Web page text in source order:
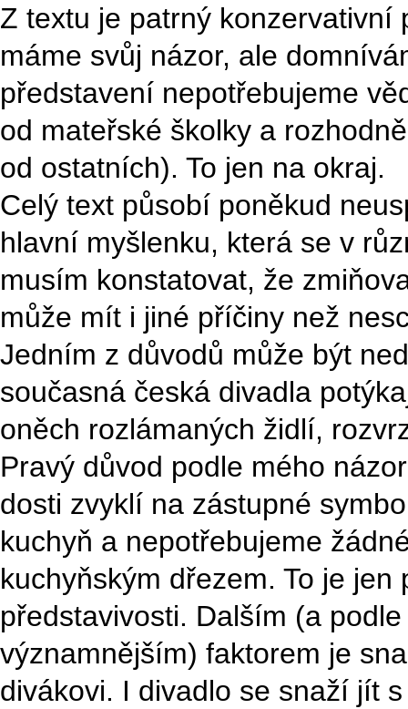
Z textu je patrný konzervativní
máme svůj názor, ale
představení nepotřebujeme
od mateřské školky a
od ostatních). To jen na okraj.
Celý text působí poněkud
hlavní myšlenku, která se v
musím konstatovat, že
může mít i jiné příčiny než
Jedním z důvodů může být
současná česká divadla
oněch rozlámaných židlí,
Pravý důvod podle mého
dosti zvyklí na zástupné
kuchyň a nepotřebujeme
kuchyňským dřezem. To je
představivosti. Dalším (a
významnějším) faktorem je
divákovi. I divadlo se snaží jít